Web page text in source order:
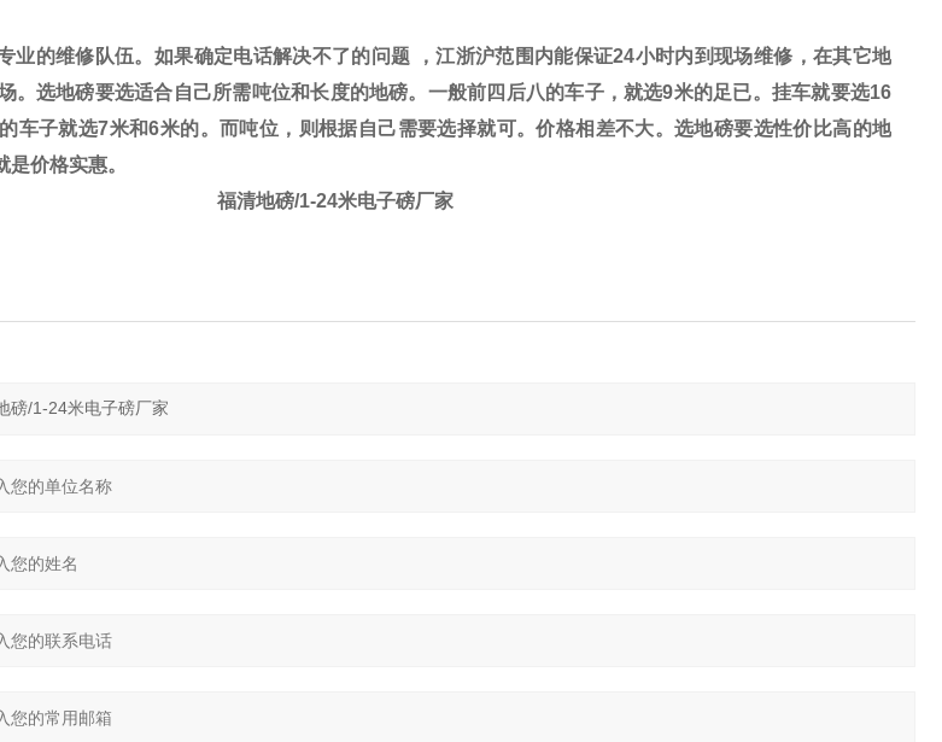
业的维修队伍。如果确定电话解决不了的问题 ，江浙沪范围内能保证24小时内到现场维修，在其它地
。选地磅要选适合自己所需吨位和长度的地磅。一般前四后八的车子，就选9米的足已。挂车就要选16
车子就选7米和6米的。而吨位，则根据自己需要选择就可。价格相差不大。选地磅要选性价比高的地
价格实惠。
福清地磅/1-24米电子磅厂家